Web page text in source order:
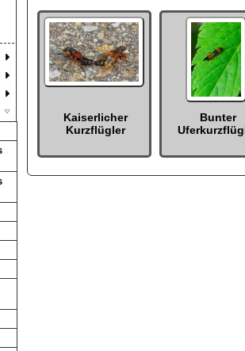
Kaiserlicher
Kurzflügler
Bunter